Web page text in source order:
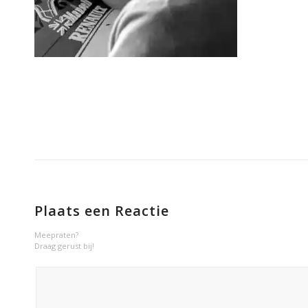
Plaats een Reactie
Meepraten?
Draag gerust bij!